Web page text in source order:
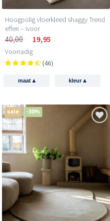
Hoogpolig vloerkleed shaggy Trend
effen – ivoor
40,00 19,95
Voorradig
(46)
maat ▴ kleur▴
sale -30%